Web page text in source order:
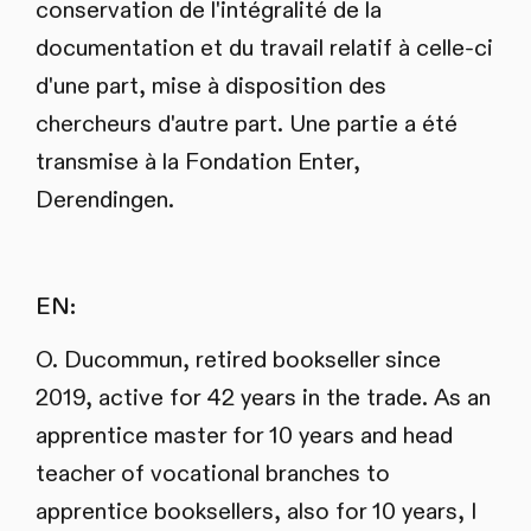
conservation de l'intégralité de la
documentation et du travail relatif à celle-ci
d'une part, mise à disposition des
chercheurs d'autre part. Une partie a été
transmise à la Fondation Enter,
Derendingen.
EN:
O. Ducommun, retired bookseller since
2019, active for 42 years in the trade. As an
apprentice master for 10 years and head
teacher of vocational branches to
apprentice booksellers, also for 10 years, I